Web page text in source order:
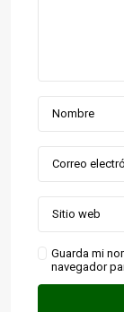
Guarda mi
navegador